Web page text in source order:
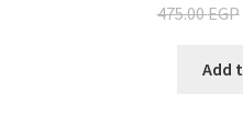
475.00EGP
Add